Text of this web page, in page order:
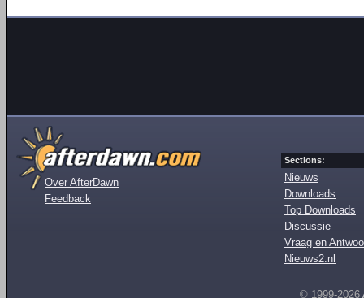
Over AfterDawn
Feedback
Sections:
Nieuws
Downloads
Top Downloads
Discussie
Vraag en
Nieuws2.nl
© 1999-2026